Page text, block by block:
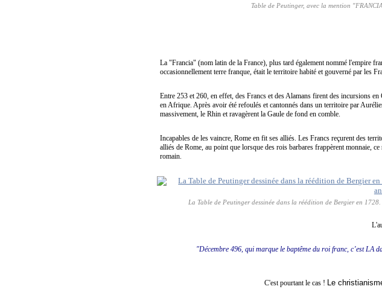
Table de Peutinger, avec la mention
La "Francia" (nom latin de la France), plus tard également nommé l'empire
occasionnellement terre franque, était le territoire habité et gouverné par les
Entre 253 et 260, en effet, des Francs et des Alamans firent des incursions
en Afrique. Après avoir été refoulés et cantonnés dans un territoire par
massivement, le Rhin et ravagèrent la Gaule de fond en comble.
Incapables de les vaincre, Rome en fit ses alliés. Les Francs reçurent des
alliés de Rome, au point que lorsque des rois barbares frappèrent monnaie,
romain.
La Table de Peutinger dessinée dans la réédition de Bergier en
"Décembre 496, qui marque le baptême du roi franc, c’est LA
C'est pourtant le cas ! Le